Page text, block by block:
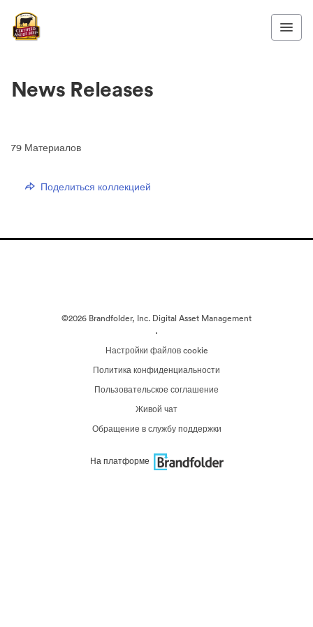
News Releases
79 Материалов
Поделиться коллекцией
©2026 Brandfolder, Inc. Digital Asset Management
·
Настройки файлов cookie
Политика конфиденциальности
Пользовательское соглашение
Живой чат
Обращение в службу поддержки
На платформе